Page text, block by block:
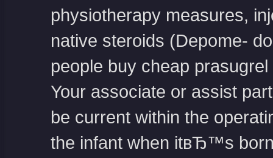
physiotherapy measures,
native steroids (Depome-
people buy cheap prasugrel
Your associate or assist
be current within the
the infant when itвЂ™s